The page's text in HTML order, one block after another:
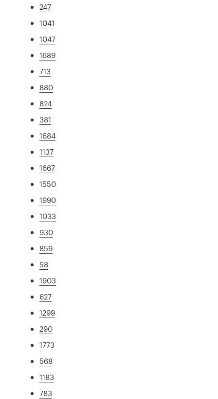
247
1041
1047
1689
713
880
824
381
1684
1137
1667
1550
1990
1033
930
859
58
1903
627
1299
290
1773
568
1183
783